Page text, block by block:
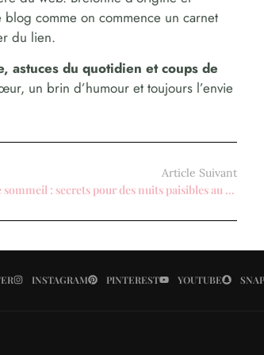
comme on commence un carnet
du lien.
astuces du quotidien et coups de
un brin d’humour et toujours l’envie
Article Suivant
Réveillez votre sommeil : secrets pour des nuits paisibles au féminin
INSTAGRAM PINTEREST YOUTUBE